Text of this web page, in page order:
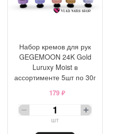
Набор кремов для рук
GEGEMOON 24K Gold
Luruxy Moist в
ассортименте 5шт по 30г
179 ₽
шт